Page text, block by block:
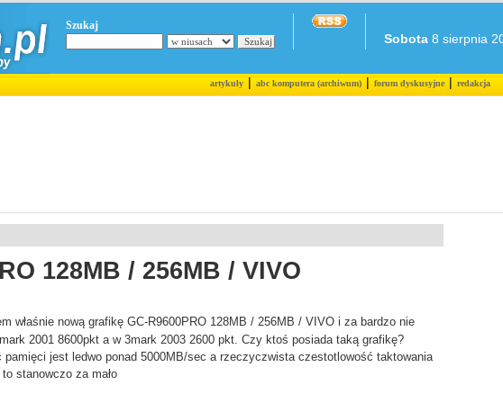
Szukaj
Sobota 8 sierpnia
artykuły|abc komputera (archiwum)|forum dyskusyjne|redakcja
128MB / 256MB / VIVO
właśnie nową grafikę GC-R9600PRO 128MB / 256MB / VIVO i za bardzo nie
2001 8600pkt a w 3mark 2003 2600 pkt. Czy ktoś posiada taką grafikę?
pamięci jest ledwo ponad 5000MB/sec a rzeczyczwista czestotlowość taktowania
stanowczo za mało